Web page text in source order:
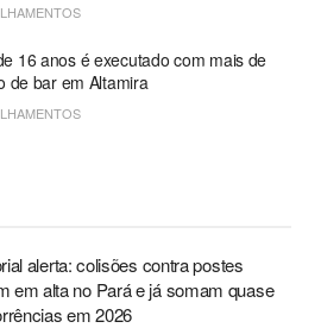
16 anos é executado com mais de
de bar em Altamira
alerta: colisões contra postes
em alta no Pará e já somam quase
em 2026